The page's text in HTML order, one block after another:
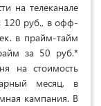
на телеканале
120 руб., в офф-
в прайм-тайм
за 50 руб.*
на стоимость
месяц, в
кампания. В